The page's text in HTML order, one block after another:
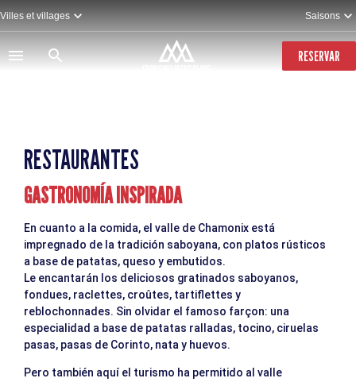
Pasar
al
contenido
principal
Villes et villages Saisons
RESERVAR
RESTAURANTES
GASTRONOMÍA INSPIRADA
En cuanto a la comida, el valle de Chamonix está
impregnado de la tradición saboyana, con platos rústicos
a base de patatas, queso y embutidos.
Le encantarán los deliciosos gratinados saboyanos,
fondues, raclettes, croûtes, tartiflettes y
reblochonnades. Sin olvidar el famoso farçon: una
especialidad a base de patatas ralladas, tocino, ciruelas
pasas, pasas de Corinto, nata y huevos.
Pero también aquí el turismo ha permitido al valle